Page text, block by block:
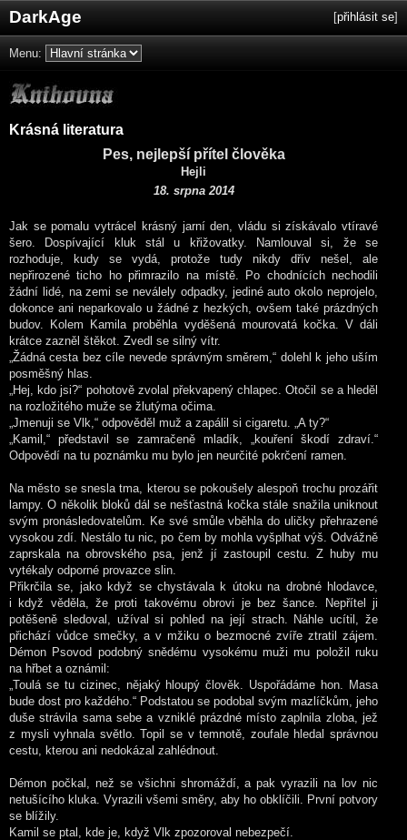
DarkAge [přihlásit se]
Menu:
Krásná literatura
Pes, nejlepší přítel člověka
Hejli
18. srpna 2014
Jak se pomalu vytrácel krásný jarní den, vládu si získávalo vtíravé
šero. Dospívající kluk stál u křižovatky. Namlouval si, že se
rozhoduje, kudy se vydá, protože tudy nikdy dřív nešel, ale
nepřirozené ticho ho přimrazilo na místě. Po chodnících nechodili
žádní lidé, na zemi se neválely odpadky, jediné auto okolo neprojelo,
dokonce ani neparkovalo u žádné z hezkých, ovšem také prázdných
budov. Kolem Kamila proběhla vyděšená mourovatá kočka. V dáli
krátce zazněl štěkot. Zvedl se silný vítr.
„Žádná cesta bez cíle nevede správným směrem,“ dolehl k jeho uším
posměšný hlas.
„Hej, kdo jsi?“ pohotově zvolal překvapený chlapec. Otočil se a hleděl
na rozložitého muže se žlutýma očima.
„Jmenuji se Vlk,“ odpověděl muž a zapálil si cigaretu. „A ty?“
„Kamil,“ představil se zamračeně mladík, „kouření škodí zdraví.“
Odpovědí na tu poznámku mu bylo jen neurčité pokrčení ramen.
Na město se snesla tma, kterou se pokoušely alespoň trochu prozářit
lampy. O několik bloků dál se nešťastná kočka stále snažila uniknout
svým pronásledovatelům. Ke své smůle vběhla do uličky přehrazené
vysokou zdí. Nestálo tu nic, po čem by mohla vyšplhat výš. Odvážně
zaprskala na obrovského psa, jenž jí zastoupil cestu. Z huby mu
vytékaly odporné provazce slin.
Přikrčila se, jako když se chystávala k útoku na drobné hlodavce,
i když věděla, že proti takovému obrovi je bez šance. Nepřítel ji
potěšeně sledoval, užíval si pohled na její strach. Náhle ucítil, že
přichází vůdce smečky, a v mžiku o bezmocné zvíře ztratil zájem.
Démon Psovod podobný snědému vysokému muži mu položil ruku
na hřbet a oznámil:
„Toulá se tu cizinec, nějaký hloupý člověk. Uspořádáme hon. Masa
bude dost pro každého.“ Podstatou se podobal svým mazlíčkům, jeho
duše strávila sama sebe a vzniklé prázdné místo zaplnila zloba, jež
z mysli vyhnala světlo. Topil se v temnotě, zoufale hledal správnou
cestu, kterou ani nedokázal zahlédnout.
Démon počkal, než se všichni shromáždí, a pak vyrazili na lov nic
netušícího kluka. Vyrazili všemi směry, aby ho obklíčili. První potvory
se blížily.
Kamil se ptal, kde je, když Vlk zpozoroval nebezpečí.